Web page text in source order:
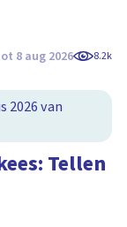
8 aug 2026 8.2k
2026 van
Tellen